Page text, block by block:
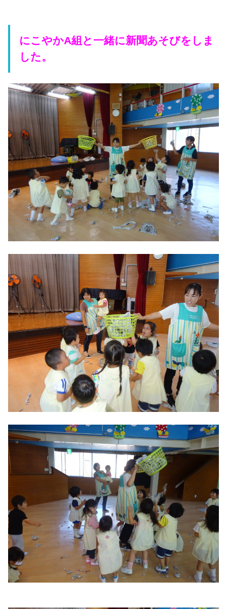
にこやかA組と一緒に新聞あそびをしま
した。